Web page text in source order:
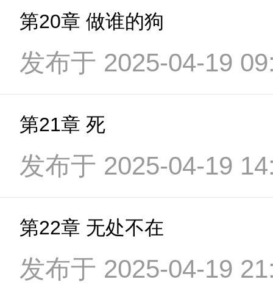
第20章 做谁的狗
发布于 2025-04-19
第21章 死
发布于 2025-04-19
第22章 无处不在
发布于 2025-04-19